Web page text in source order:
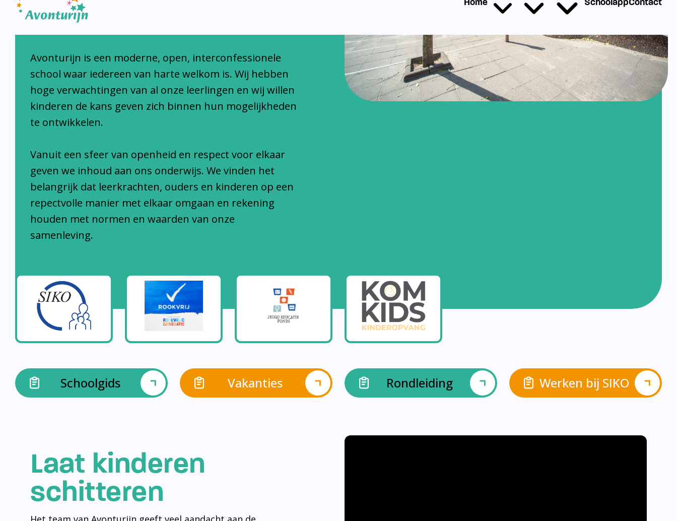
Avonturijn laat kinderen schitteren
Avonturijn is een moderne, open, interconfessionele
school waar iedereen van harte welkom is. Wij hebben
hoge verwachtingen van al onze leerlingen en wij willen
kinderen de kans geven zich binnen hun mogelijkheden
te ontwikkelen.
Vanuit een sfeer van openheid en respect voor elkaar
geven we inhoud aan ons onderwijs. We vinden het
belangrijk dat leerkrachten, ouders en kinderen op een
repectvolle manier met elkaar omgaan en rekening
houden met normen en waarden van onze
samenleving.
Schoolgids Vakanties Rondleiding Werken bij SIKO
Laat kinderen
schitteren